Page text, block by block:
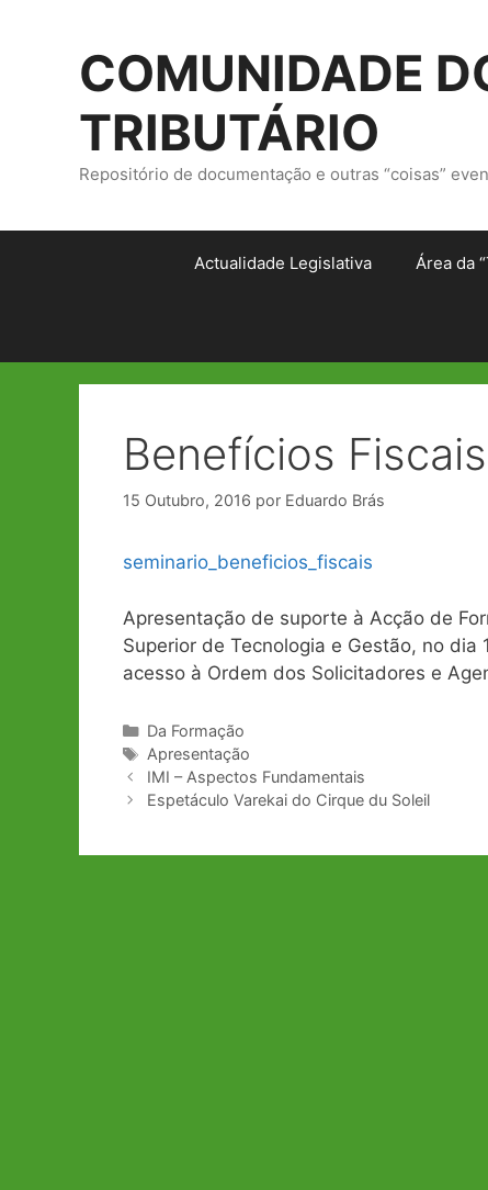
COMUNIDADE
TRIBUTÁRIO
Repositório de documentação e outras “coisas”
Actualidade Legislativa Área da
Benefícios
15 Outubro, 2016 por Eduardo Brás
seminario_beneficios_fiscais
Apresentação de suporte à Acção de
Superior de Tecnologia e Gestão, no
acesso à Ordem dos Solicitadores e
Categorias
Da Formação
Etiquetas
Apresentação
Navegação
de
IMI – Aspectos Fundamentais
Espetáculo Varekai do Cirque du Soleil